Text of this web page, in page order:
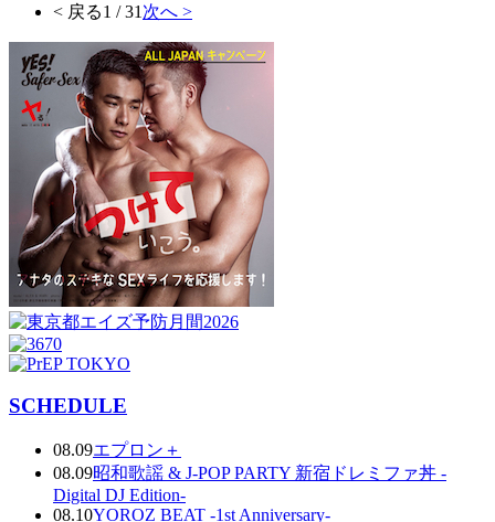
< 戻る1 / 31 次へ >
SCHEDULE
08.09エプロン＋
08.09昭和歌謡 & J-POP PARTY 新宿ドレミファ丼 -
Digital DJ Edition-
08.10YOROZ BEAT -1st Anniversary-